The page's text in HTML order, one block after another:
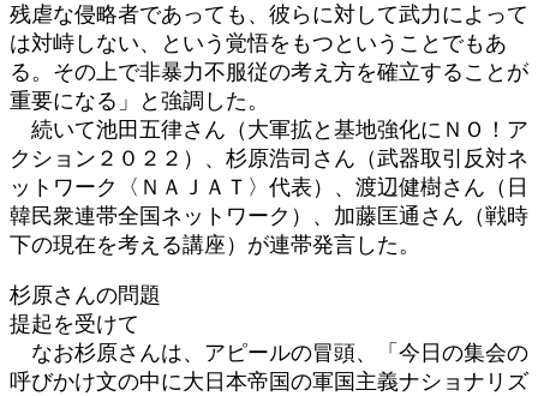
残虐な侵略者であっても、彼らに対して武力によって
は対峙しない、という覚悟をもつということでもあ
る。その上で非暴力不服従の考え方を確立することが
重要になる」と強調した。
続いて池田五律さん（大軍拡と基地強化にＮＯ！ア
クション２０２２）、杉原浩司さん（武器取引反対ネ
ットワーク〈ＮＡＪＡＴ〉代表）、渡辺健樹さん（日
韓民衆連帯全国ネットワーク）、加藤匡通さん（戦時
下の現在を考える講座）が連帯発言した。
杉原さんの問題
提起を受けて
なお杉原さんは、アピールの冒頭、「今日の集会の
呼びかけ文の中に大日本帝国の軍国主義ナショナリズ